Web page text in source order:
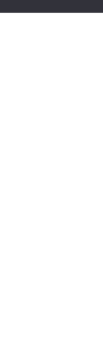
Telefonszám: